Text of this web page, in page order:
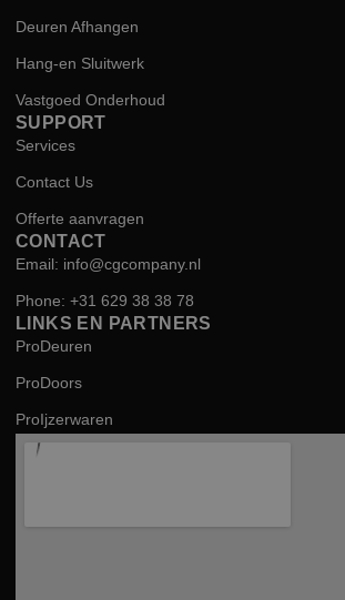
Deuren Afhangen
Hang-en Sluitwerk
Vastgoed Onderhoud
SUPPORT
Services
Contact Us
Offerte aanvragen
CONTACT
Email: info@cgcompany.nl
Phone: +31 629 38 38 78
LINKS EN PARTNERS
ProDeuren
ProDoors
ProIjzerwaren